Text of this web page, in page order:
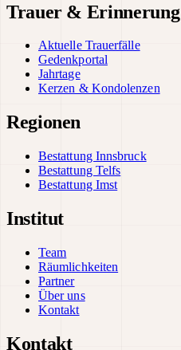
Trauer & Erinnerung
Aktuelle Trauerfälle
Gedenkportal
Jahrtage
Kerzen & Kondolenzen
Regionen
Bestattung Innsbruck
Bestattung Telfs
Bestattung Imst
Institut
Team
Räumlichkeiten
Partner
Über uns
Kontakt
Kontakt